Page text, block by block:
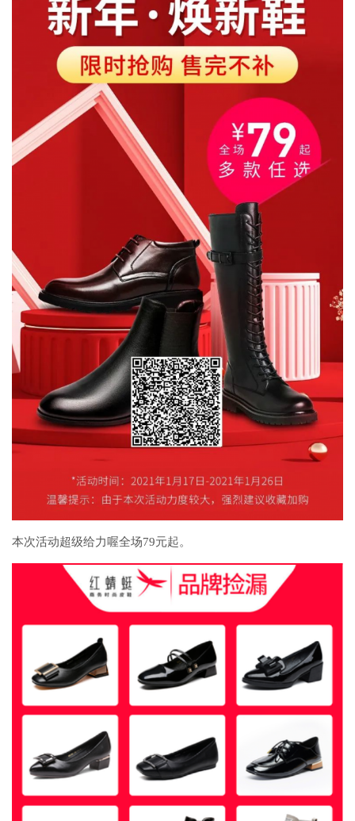
本次活动超级给力喔全场79元起。